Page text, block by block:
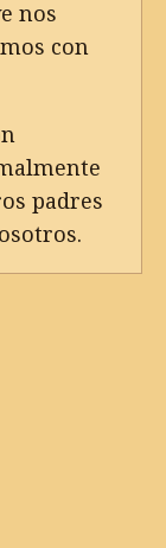
nos
con
padres